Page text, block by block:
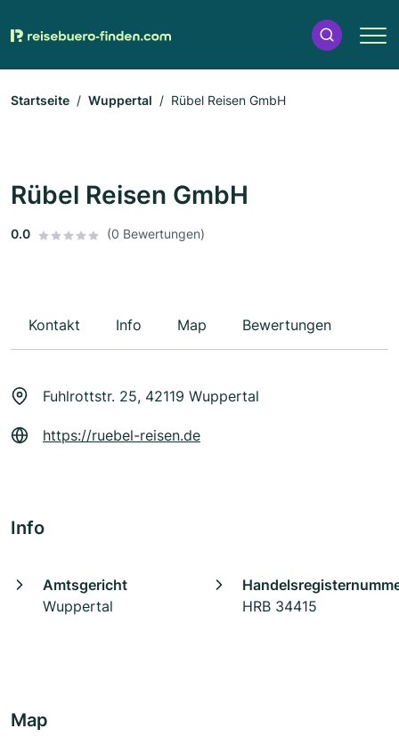
Startseite Wuppertal Rübel Reisen GmbH
Rübel Reisen GmbH
0.0 (0 Bewertungen)
Kontakt Info Map Bewertungen
Fuhlrottstr. 25, 42119 Wuppertal
https://ruebel-reisen.de
Info
Amtsgericht
Wuppertal
HRB 34415
Map